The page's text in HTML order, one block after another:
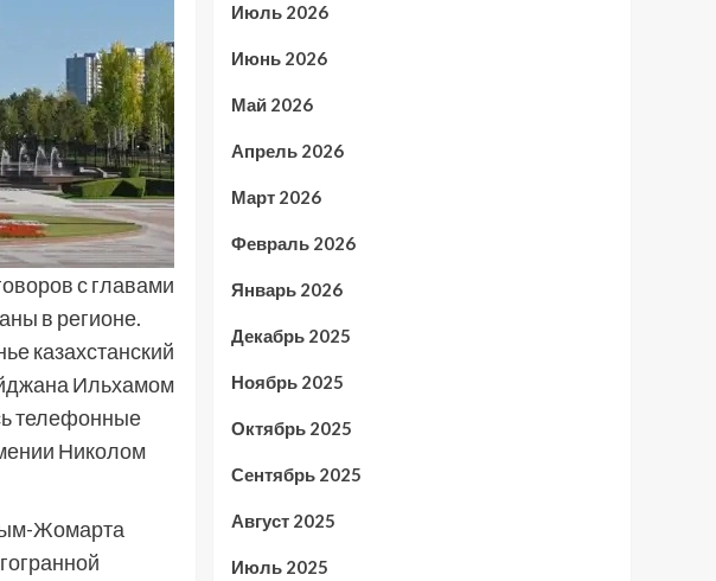
с главами
в регионе.
казахстанский
Ильхамом
телефонные
Николом
Жомарта
Июль 2026
Июнь 2026
Май 2026
Апрель 2026
Март 2026
Февраль 2026
Январь 2026
Декабрь 2025
Ноябрь 2025
Октябрь 2025
Сентябрь 2025
Август 2025
Июль 2025